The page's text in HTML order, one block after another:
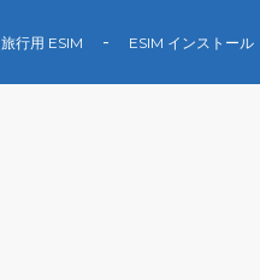
旅行用 ESIM ESIM インストール